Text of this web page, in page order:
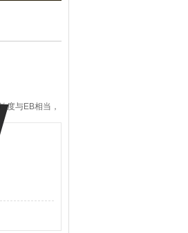
度与EB相当，
链DNA呈红色
溴化乙锭
的选择。